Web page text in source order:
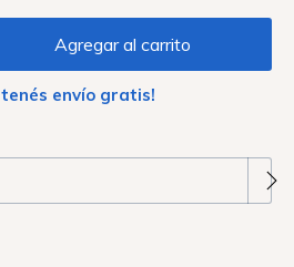
tenés envío gratis!